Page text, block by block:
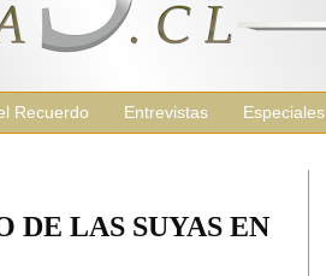
Recuerdo Entrevistas Especiales
LAS SUYAS EN